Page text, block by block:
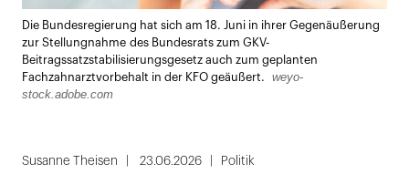
Lightbox
öffnen
Die Bundesregierung hat sich am 18. Juni in ihrer Gegenäußerung
zur Stellungnahme des Bundesrats zum GKV-
Beitragssatzstabilisierungsgesetz auch zum geplanten
Fachzahnarztvorbehalt in der KFO geäußert.
weyo-
stock.adobe.com
Susanne Theisen 23.06.2026 Politik